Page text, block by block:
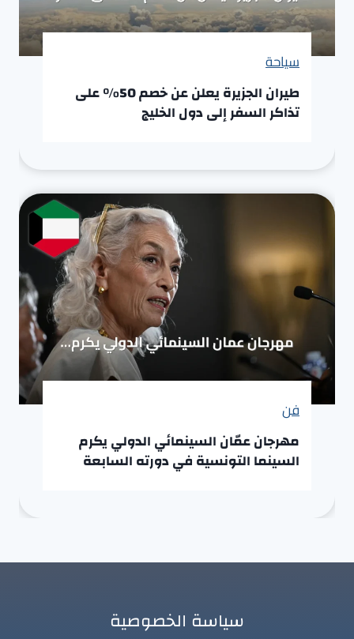
سياحة
طيران الجزيرة يعلن عن خصم 50% على
تذاكر السفر إلى دول الخليج
فن
مهرجان عمّان السينمائي الدولي يكرم
السينما التونسية في دورته السابعة
سياسة الخصوصية